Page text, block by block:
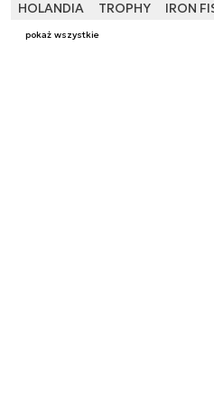
HOLANDIA TROPHY IRON
pokaż wszystkie